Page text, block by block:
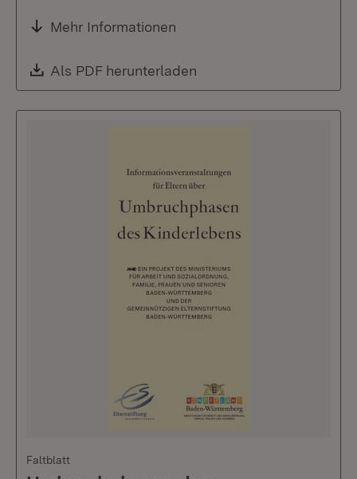
Mehr Informationen
Download:
Als PDF herunterladen
Faltblatt